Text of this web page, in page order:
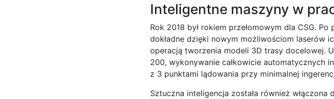
Inteligentne maszyny w
Rok 2018 był rokiem przełomowym dla CSG.
dokładne dzięki nowym możliwościom laserów
operacją tworzenia modeli 3D trasy docelowej.
200, wykonywanie całkowicie automatycznych
z 3 punktami lądowania przy minimalnej
Sztuczna inteligencja została również